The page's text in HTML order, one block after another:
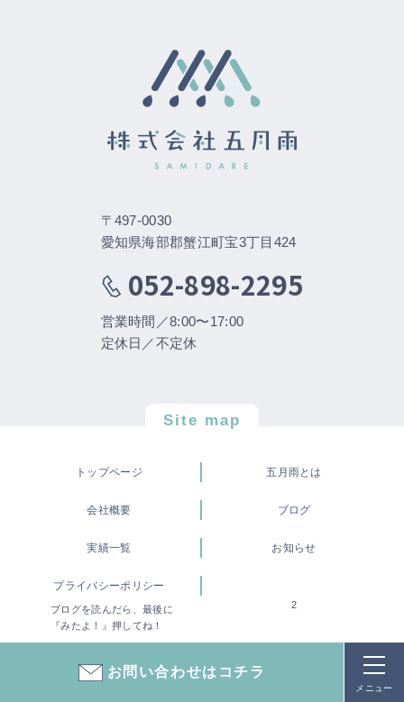
お問い合わせはコチラ
メニュー
ブログを読んだら、最後に
『みたよ！』押してね！
2
〒497-0030
愛知県海部郡蟹江町宝3丁目424
052-898-2295
営業時間／8:00〜17:00
定休日／不定休
Site map
トップページ 五月雨とは
会社概要 ブログ
実績一覧 お知らせ
プライバシーポリシー
©株式会社 五月雨